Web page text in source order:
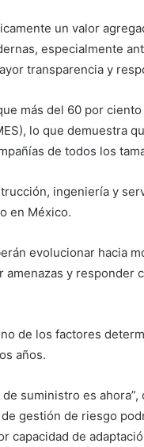
un valor
especialmente
transparencia y
más del 60 por
lo que demuestra
de todos los
ingeniería y
en México.
evolucionar hacia
y responder
de los factores
años.
suministro es
gestión de riesgo
capacidad de